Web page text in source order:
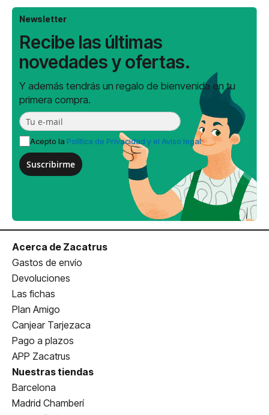
Newsletter
Recibe las últimas
novedades y ofertas.
Y además tendrás un regalo de bienvenida en tu
primera compra.
Acepto la Política de Privacidad y el Aviso legal
Suscribirme
Acerca de Zacatrus
Gastos de envío
Devoluciones
Las fichas
Plan Amigo
Canjear Tarjezaca
Pago a plazos
APP Zacatrus
Nuestras tiendas
Barcelona
Madrid Chamberí